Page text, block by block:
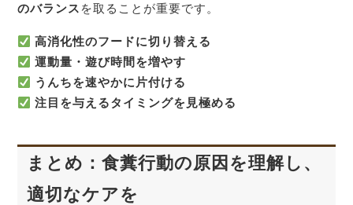
のバランス を取ることが重要です。
高消化性のフードに切り替える
運動量・遊び時間を増やす
うんちを速やかに片付ける
注目を与えるタイミングを見極める
まとめ：食糞行動の原因を理解し、
適切なケアを